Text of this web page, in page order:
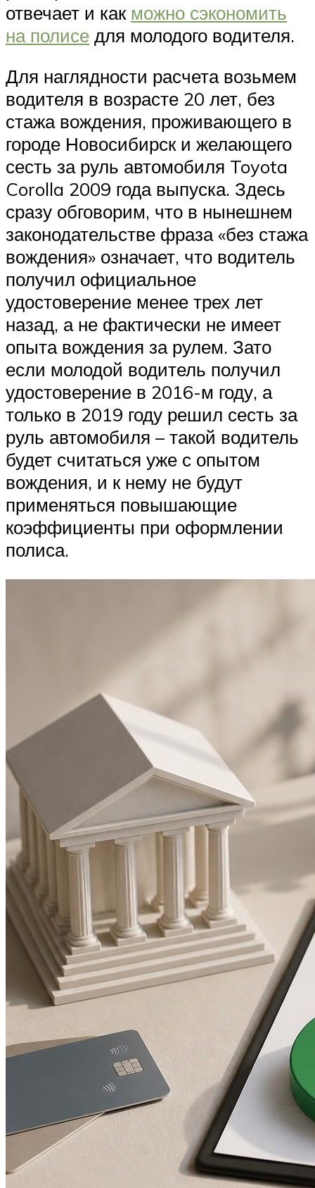
отвечает и как можно сэкономить
на полисе для молодого водителя.
Для наглядности расчета возьмем
водителя в возрасте 20 лет, без
стажа вождения, проживающего в
городе Новосибирск и желающего
сесть за руль автомобиля Toyota
Corolla 2009 года выпуска. Здесь
сразу обговорим, что в нынешнем
законодательстве фраза «без стажа
вождения» означает, что водитель
получил официальное
удостоверение менее трех лет
назад, а не фактически не имеет
опыта вождения за рулем. Зато
если молодой водитель получил
удостоверение в 2016-м году, а
только в 2019 году решил сесть за
руль автомобиля – такой водитель
будет считаться уже с опытом
вождения, и к нему не будут
применяться повышающие
коэффициенты при оформлении
полиса.